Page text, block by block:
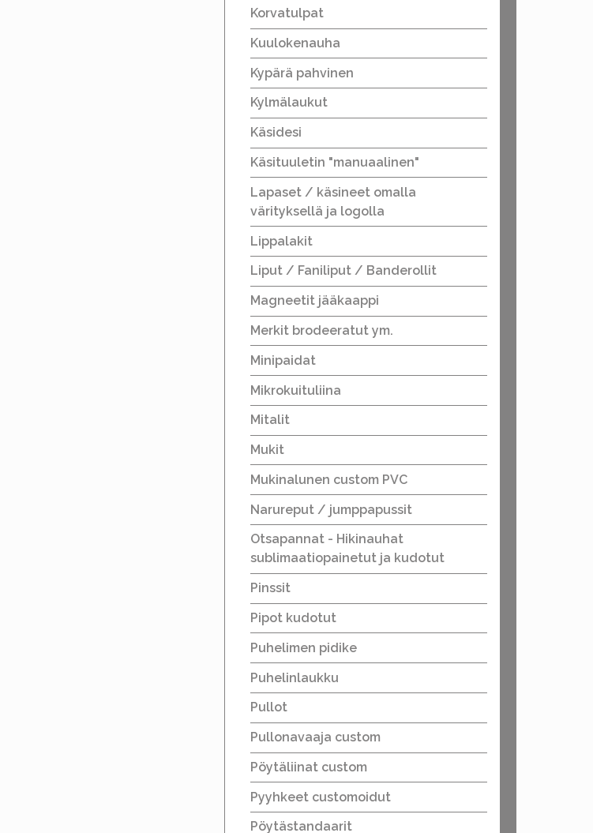
Korvatulpat
Kuulokenauha
Kypärä pahvinen
Kylmälaukut
Käsidesi
Käsituuletin "manuaalinen"
Lapaset / käsineet omalla
värityksellä ja logolla
Lippalakit
Liput / Faniliput / Banderollit
Magneetit jääkaappi
Merkit brodeeratut ym.
Minipaidat
Mikrokuituliina
Mitalit
Mukit
Mukinalunen custom PVC
Narureput / jumppapussit
Otsapannat - Hikinauhat
sublimaatiopainetut ja kudotut
Pinssit
Pipot kudotut
Puhelimen pidike
Puhelinlaukku
Pullot
Pullonavaaja custom
Pöytäliinat custom
Pyyhkeet customoidut
Pöytästandaarit